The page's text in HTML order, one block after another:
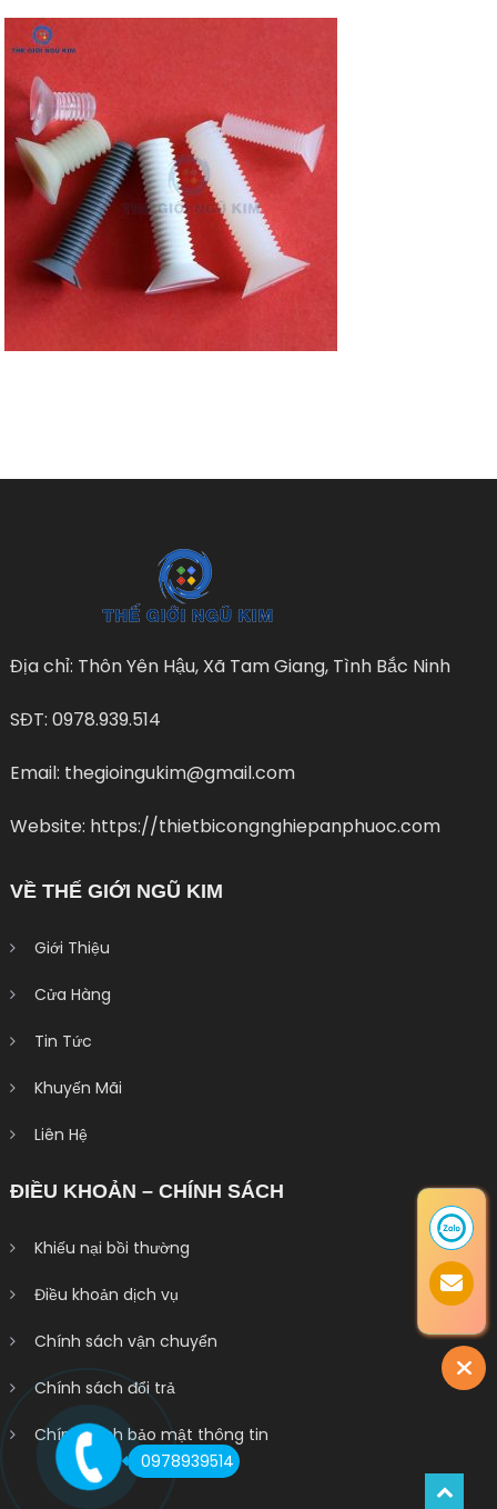
Địa chỉ: Thôn Yên Hậu, Xã Tam Giang, Tình Bắc Ninh
SĐT: 0978.939.514
Email: thegioingukim@gmail.com
Website: https://thietbicongnghiepanphuoc.com
VỀ THẾ GIỚI NGŨ KIM
Giới Thiệu
Cửa Hàng
Tin Tức
Khuyến Mãi
Liên Hệ
ĐIỀU KHOẢN – CHÍNH SÁCH
Khiếu nại bồi thường
Điều khoản dịch vụ
Chính sách vận chuyển
Chính sách đổi trả
Chính sách bảo mật thông tin
0978939514